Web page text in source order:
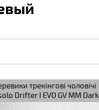
трекінгові чоловічі
Drifter I EVO GV MM Dark
Brown